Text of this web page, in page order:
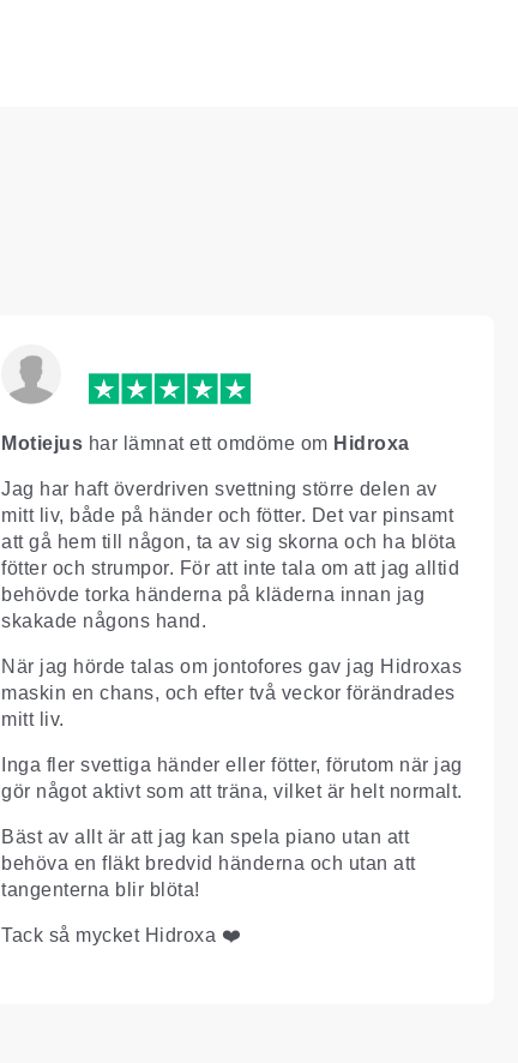
Motiejus har lämnat ett omdöme om Hidroxa
Jag har haft överdriven svettning större delen av
mitt liv, både på händer och fötter. Det var pinsamt
att gå hem till någon, ta av sig skorna och ha blöta
fötter och strumpor. För att inte tala om att jag alltid
behövde torka händerna på kläderna innan jag
skakade någons hand.
När jag hörde talas om jontofores gav jag Hidroxas
maskin en chans, och efter två veckor förändrades
mitt liv.
Inga fler svettiga händer eller fötter, förutom när jag
gör något aktivt som att träna, vilket är helt normalt.
Bäst av allt är att jag kan spela piano utan att
behöva en fläkt bredvid händerna och utan att
tangenterna blir blöta!
Tack så mycket Hidroxa ❤️